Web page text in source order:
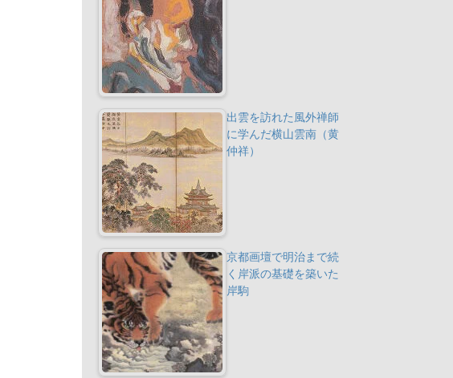
出雲を訪れた風外禅師
に学んだ横山雲南（黄
仲祥）
京都画壇で明治まで続
く岸派の基礎を築いた
岸駒